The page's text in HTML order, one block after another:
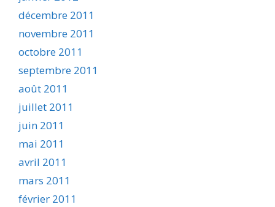
décembre 2011
novembre 2011
octobre 2011
septembre 2011
août 2011
juillet 2011
juin 2011
mai 2011
avril 2011
mars 2011
février 2011